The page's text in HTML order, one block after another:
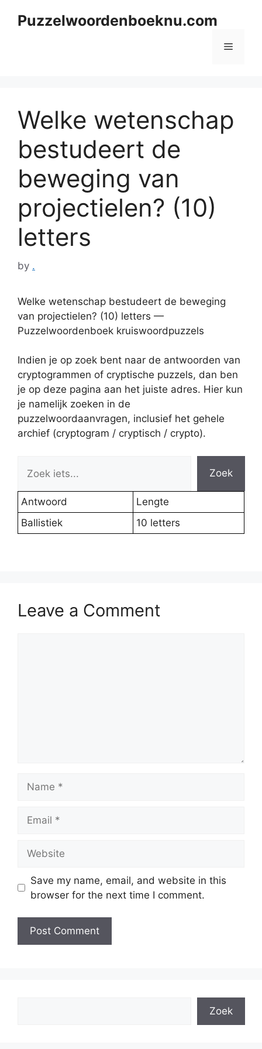
Puzzelwoordenboeknu.com
Menu
Welke wetenschap
bestudeert de
beweging van
projectielen? (10)
letters
by .
Welke wetenschap bestudeert de beweging
van projectielen? (10) letters —
Puzzelwoordenboek kruiswoordpuzzels
Indien je op zoek bent naar de antwoorden van
cryptogrammen of cryptische puzzels, dan ben
je op deze pagina aan het juiste adres. Hier kun
je namelijk zoeken in de
puzzelwoordaanvragen, inclusief het gehele
archief (cryptogram / cryptisch / crypto).
Zoek
Antwoord
Lengte
Ballistiek
10 letters
Leave a Comment
Save my name, email, and website in this
browser for the next time I comment.
Zoek